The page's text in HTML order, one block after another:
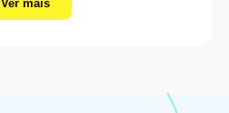
Ver mais